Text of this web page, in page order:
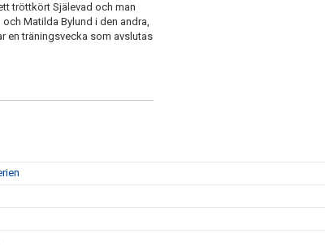
tröttkört Själevad och man
Matilda Bylund i den andra,
en träningsvecka som avslutas